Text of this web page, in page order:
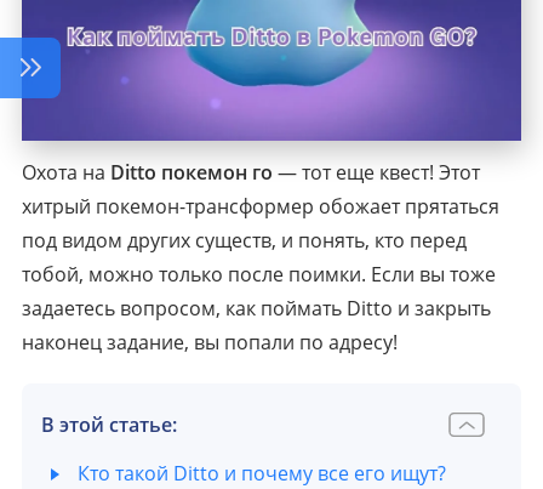
Охота на Ditto покемон го — тот еще квест! Этот
хитрый покемон-трансформер обожает прятаться
под видом других существ, и понять, кто перед
тобой, можно только после поимки. Если вы тоже
задаетесь вопросом, как поймать Ditto и закрыть
наконец задание, вы попали по адресу!
В этой статье:
Кто такой Ditto и почему все его ищут?